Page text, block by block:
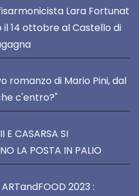
Lara Fortunat
14 ottobre al Castello di
romanzo di Mario Pini, dal
c'entro?"
E CASARSA SI
LA POSTA IN PALIO
2023 :